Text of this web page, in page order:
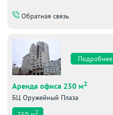
Обратная связь
Подробнее
Аренда офиса 250 м2
БЦ Оружейный Плаза
2